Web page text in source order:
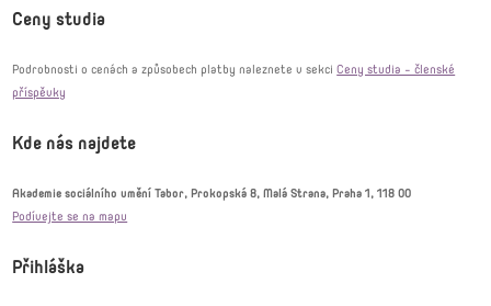
Ceny studia
Podrobnosti o cenách a způsobech platby naleznete v sekciCeny studia - členské
příspěvky
Kde nás najdete
Akademie sociálního umění Tabor, Prokopská 8, Malá Strana, Praha 1, 118 00
Podívejte se na mapu
Přihláška